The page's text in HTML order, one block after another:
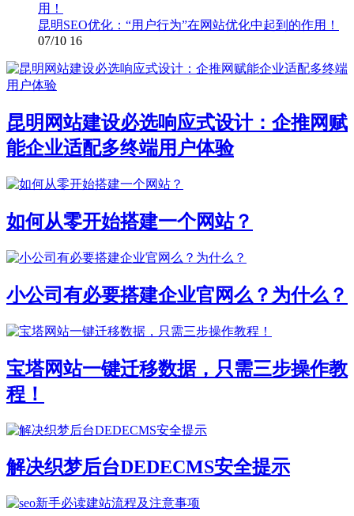
昆明SEO优化：“用户行为”在网站优化中起到的作用！
07/10 16
昆明网站建设必选响应式设计：企推网赋
能企业适配多终端用户体验
如何从零开始搭建一个网站？
小公司有必要搭建企业官网么？为什么？
宝塔网站一键迁移数据，只需三步操作教
程！
解决织梦后台DEDECMS安全提示